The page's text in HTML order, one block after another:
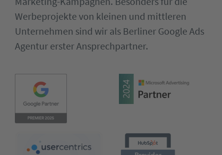
Werbeprojekte von kleinen und mittleren
Unternehmen sind wir als Berliner Google Ads
Agentur erster Ansprechpartner.